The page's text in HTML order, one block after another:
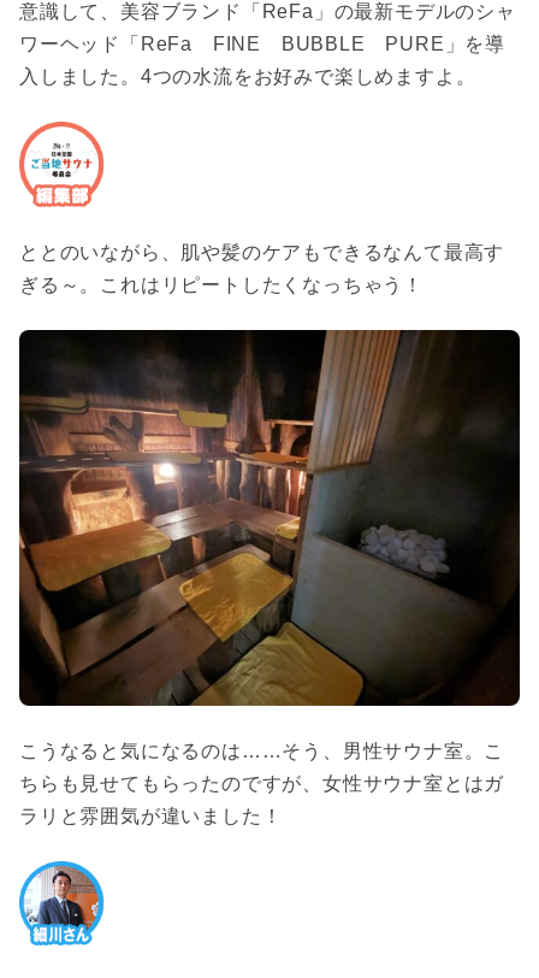
意識して、美容ブランド「ReFa」の最新モデルのシャ
ワーヘッド「ReFa FINE BUBBLE PURE」を導
入しました。4つの水流をお好みで楽しめますよ。
ととのいながら、肌や髪のケアもできるなんて最高す
ぎる～。これはリピートしたくなっちゃう！
こうなると気になるのは……そう、男性サウナ室。こ
ちらも見せてもらったのですが、女性サウナ室とはガ
ラリと雰囲気が違いました！